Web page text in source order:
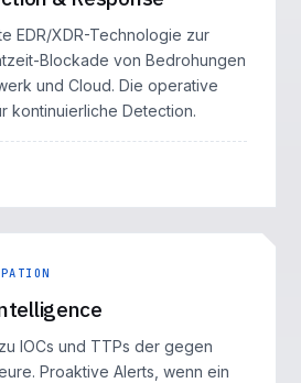
EDR/XDR-Technologie zur
Blockade von Bedrohungen
und Cloud. Die operative
kontinuierliche Detection.
IOCs und TTPs der gegen
Proaktive Alerts, wenn ein